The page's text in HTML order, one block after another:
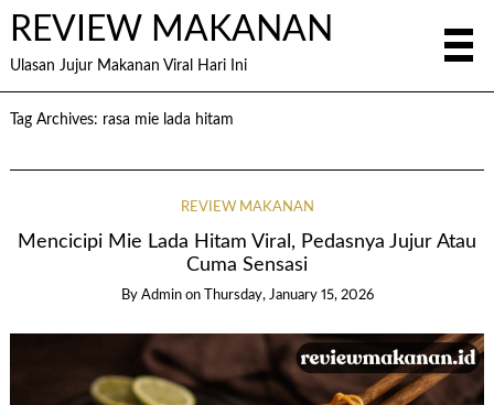
REVIEW MAKANAN
Ulasan Jujur Makanan Viral Hari Ini
Tag Archives: rasa mie lada hitam
REVIEW MAKANAN
Mencicipi Mie Lada Hitam Viral, Pedasnya Jujur Atau
Cuma Sensasi
By Admin on Thursday, January 15, 2026